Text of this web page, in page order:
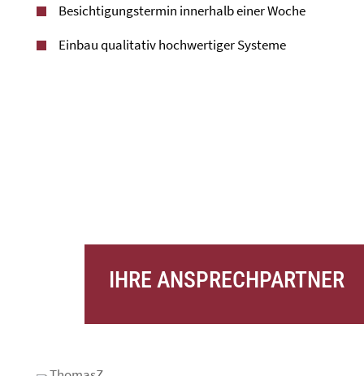
Besichtigungstermin innerhalb einer Woche
Einbau qualitativ hochwertiger Systeme
IHRE ANSPRECHPARTNER